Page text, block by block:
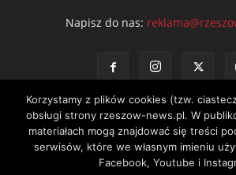
Napisz do nas:
Kontakt Polityka prywatności
Korzystamy z plików cookies (tzw.
obsługi strony rzeszow-news.pl. W
materiałach mogą znajdować się treści
serwisów, które we własnym imieniu
Facebook, Youtube i